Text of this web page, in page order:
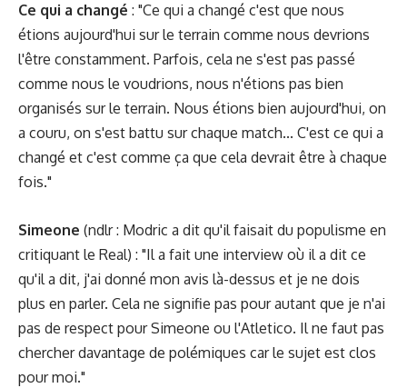
Ce qui a changé : "Ce qui a changé c'est que nous
étions aujourd'hui sur le terrain comme nous devrions
l'être constamment. Parfois, cela ne s'est pas passé
comme nous le voudrions, nous n'étions pas bien
organisés sur le terrain. Nous étions bien aujourd'hui, on
a couru, on s'est battu sur chaque match... C'est ce qui a
changé et c'est comme ça que cela devrait être à chaque
fois."
Simeone (ndlr : Modric a dit qu'il faisait du populisme en
critiquant le Real) : "Il a fait une interview où il a dit ce
qu'il a dit, j'ai donné mon avis là-dessus et je ne dois
plus en parler. Cela ne signifie pas pour autant que je n'ai
pas de respect pour Simeone ou l'Atletico. Il ne faut pas
chercher davantage de polémiques car le sujet est clos
pour moi."